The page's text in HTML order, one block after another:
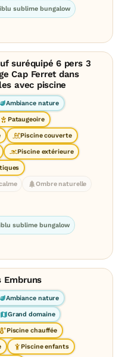
sublime bungalow
suréquipé 6 pers 3
Cap Ferret dans
avec piscine
Ambiance nature
Pataugeoire
Piscine couverte
Piscine extérieure
Ombre naturelle
sublime bungalow
Embruns
Ambiance nature
Grand domaine
Piscine chauffée
Piscine enfants